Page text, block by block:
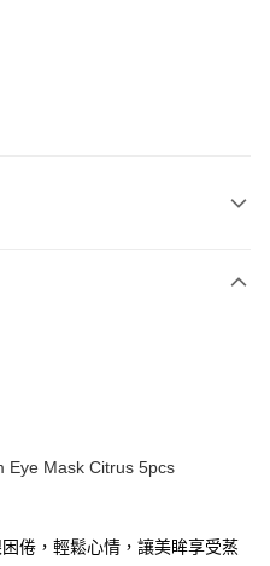
Eye Mask Citrus 5pcs
倦，輕鬆心情，讓美眸享受蒸